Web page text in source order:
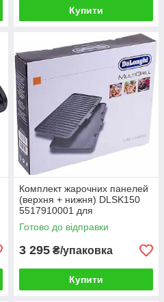
Купити
Комплект жарочних панелей
(верхня + нижня) DLSK150
5517910001 для
електрогриля DeLonghi
Готово до відправки
3 295 ₴/упаковка
Купити